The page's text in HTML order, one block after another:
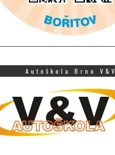
Autoškola Brno V&V